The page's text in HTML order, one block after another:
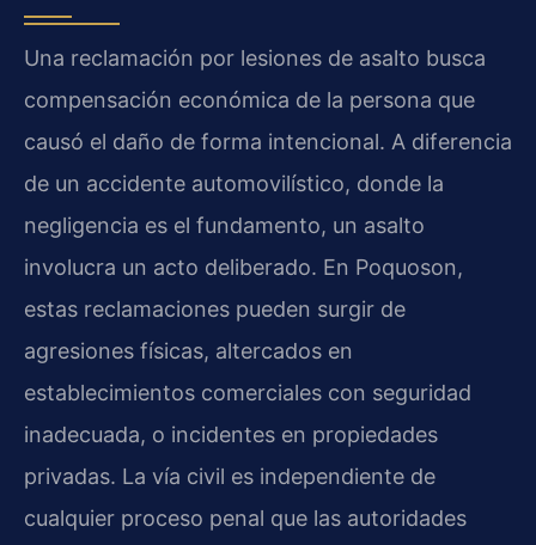
Una reclamación por lesiones de asalto busca
compensación económica de la persona que
causó el daño de forma intencional. A diferencia
de un accidente automovilístico, donde la
negligencia es el fundamento, un asalto
involucra un acto deliberado. En Poquoson,
estas reclamaciones pueden surgir de
agresiones físicas, altercados en
establecimientos comerciales con seguridad
inadecuada, o incidentes en propiedades
privadas. La vía civil es independiente de
cualquier proceso penal que las autoridades